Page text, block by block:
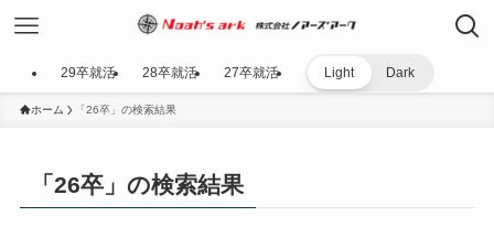
29卒就活 28卒就活 27卒就活 Light Dark
ホーム 「26卒」の検索結果
「26卒」の検索結果